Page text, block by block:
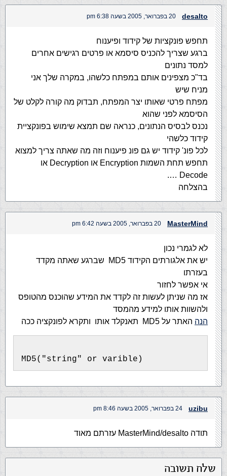
desalto 20 בפברואר, 2005 בשעה 6:38 pm
תחפש פונקציות של קידוד ופיענוח
ברגע שצריך להכניס סיסמא או פרטים רגישים אחרים
למסד נתונים
בד"כ מצפינים אותם במפתח כלשהו, במקרה שלך אני
מניח שיש
מפתח פרטי שאותו יצר המפתח, תבדוק מה קורה לקלט של
הסיסמא לפני שהוא
נכנס לבסיס הנתונים, כנראה שם תמצא שימוש בפונקציית
קידוד כלשהי
לכל פונ' קידוד יש גם פונ פיענוח וזה מה שאתה צריך למצוא
תחפש תחת השמות Encryption או Decryption או
Decode ….
בהצלחה
MasterMind 20 בפברואר, 2005 בשעה 6:42 pm
לא לגמרי נכון
יש את אלגורתים הקידוד MD5 שברגע שאתה מקדד
בעזרתו
אי אפשר לחזור
אז מה שניתן לעשות זה לקדד את המידע שהוכנס מהטופס
ולהשוות אותו למידע מהמסד
הנה האתר על MD5 תאנקלד אותו ותקרא לפונקציה ככה
MD5("string" or varible)
uzibu 24 בפברואר, 2005 בשעה 8:46 pm
תודה MasterMind/desalto עזרתם מאוד
שלח תשובה